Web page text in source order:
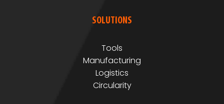
SOLUTIONS
Tools
Manufacturing
Logistics
Circularity